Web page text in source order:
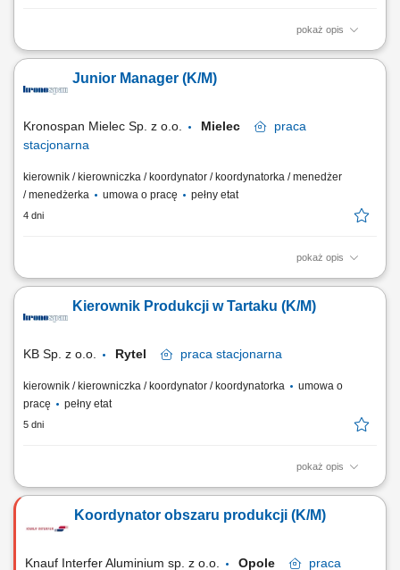
pokaż opis
Zarządzanie, motywowanie zespołu produkcyjnego i realizacja planów;
dokumentacji technicznej i optymalizacja pracy (5S, RCA)
Monitorowanie wskaźników produkcyjnych, raportowanie i reagowanie
Junior Manager (K/M)
Kronospan Mielec Sp. z o.o. Mielec
praca
stacjonarna
kierownik / kierowniczka / koordynator / koordynatorka / menedżer
/ menedżerka
umowa o pracę pełny etat
4 dni
pokaż opis
Zadania: wsparcie Kierownika Wydziału MDF lub Płyty wiórowe w
realizacji celów produkcyjnych, jakościowych i efektywnościowych,
identyfikowanie obszarów do poprawy i wdrażanie rozwiązań
Kierownik Produkcji w Tartaku (K/M)
KB Sp. z o.o. Rytel praca stacjonarna
kierownik / kierowniczka / koordynator / koordynatorka
umowa o
pracę
pełny etat
5 dni
pokaż opis
Twój zakres obowiązków: Nadzór nad prawidłową realizacją planów
terminowość, efektywność, jakość i bezpieczeństwo pracy na zmianie,
Wprowadzanie innowacyjności i optymalizacji produkcji pod kątem
Koordynator obszaru produkcji (K/M)
Knauf Interfer Aluminium sp. z o.o. Opole
praca